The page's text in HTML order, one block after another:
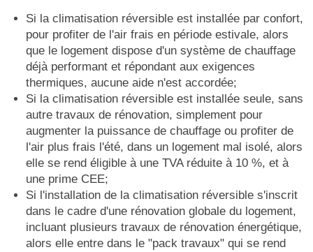
Si la climatisation réversible est installée par confort,
pour profiter de l'air frais en période estivale, alors
que le logement dispose d'un système de chauffage
déjà performant et répondant aux exigences
thermiques, aucune aide n'est accordée;
Si la climatisation réversible est installée seule, sans
autre travaux de rénovation, simplement pour
augmenter la puissance de chauffage ou profiter de
l'air plus frais l'été, dans un logement mal isolé, alors
elle se rend éligible à une TVA réduite à 10 %, et à
une prime CEE;
Si l'installation de la climatisation réversible s'inscrit
dans le cadre d'une rénovation globale du logement,
incluant plusieurs travaux de rénovation énergétique,
alors elle entre dans le "pack travaux" qui se rend